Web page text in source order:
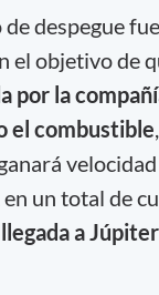
despegue
el objetivo de
por la
el combustible
en un total de
llegada a